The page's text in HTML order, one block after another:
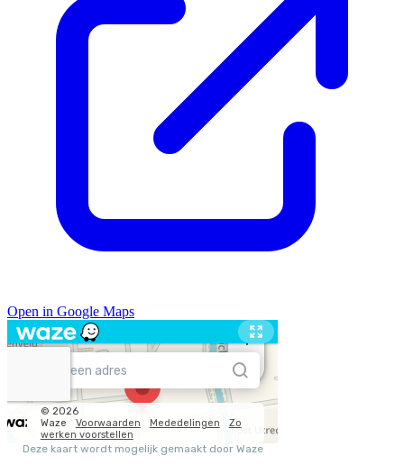
Open in Google Maps